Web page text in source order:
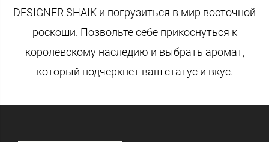
DESIGNER SHAIK и погрузиться в мир восточной
роскоши. Позвольте себе прикоснуться к
королевскому наследию и выбрать аромат,
который подчеркнет ваш статус и вкус.